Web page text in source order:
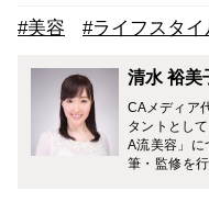
#美容 #ライフスタイ
清水 裕美
CAメディア
タントとし
A流美容」に
筆・監修を